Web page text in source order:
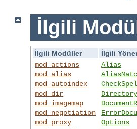
İlgili
İlgili Modüller
İlgili
mod_actions
mod_alias
mod_autoindex
mod_dir
mod_imagemap
mod_negotiation
mod_proxy
Alias
Options